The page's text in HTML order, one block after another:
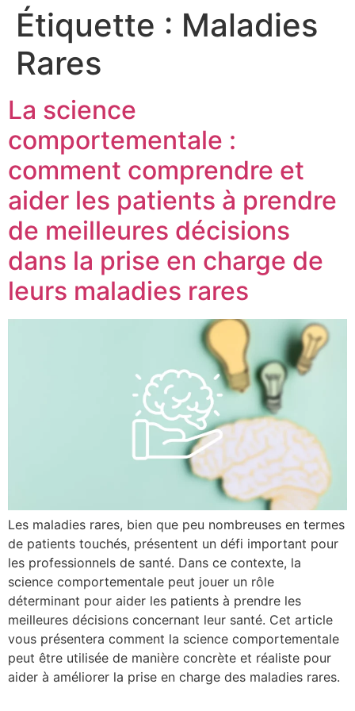
Étiquette : Maladies
Rares
La science
comportementale :
comment comprendre et
aider les patients à prendre
de meilleures décisions
dans la prise en charge de
leurs maladies rares
Les maladies rares, bien que peu nombreuses en termes
de patients touchés, présentent un défi important pour
les professionnels de santé. Dans ce contexte, la
science comportementale peut jouer un rôle
déterminant pour aider les patients à prendre les
meilleures décisions concernant leur santé. Cet article
vous présentera comment la science comportementale
peut être utilisée de manière concrète et réaliste pour
aider à améliorer la prise en charge des maladies rares.